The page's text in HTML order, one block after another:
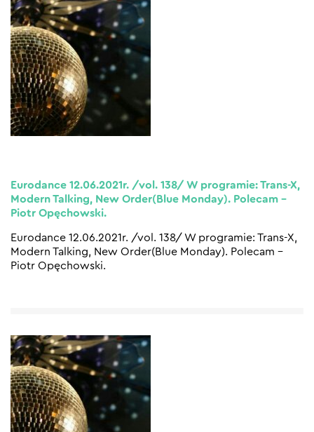
Eurodance 12.06.2021r. /vol. 138/ W programie: Trans-X,
Modern Talking, New Order(Blue Monday). Polecam –
Piotr Opęchowski.
Eurodance 12.06.2021r. /vol. 138/ W programie: Trans-X,
Modern Talking, New Order(Blue Monday). Polecam –
Piotr Opęchowski.